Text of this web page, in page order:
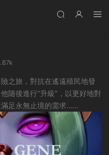
之旅，對抗在遙遠殖民地發
随後進行“升級”，以更好地對
足永無止境的需求……